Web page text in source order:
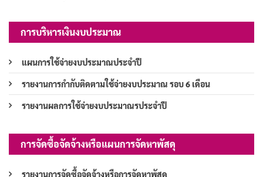
การบริหารเงินงบประมาณ
แผนการใช้จ่ายงบประมาณประจำปี
รายงานการกำกับติดตามใช้จ่ายงบประมาณ รอบ 6 เดือน
รายงานผลการใช้จ่ายงบประมาณรประจำปี
การจัดซื้อจัดจ้างหรือแผนการจัดหาพัสดุ
รายงานการจัดซื้อจัดจ้างหรือการจัดหาพัสดุ